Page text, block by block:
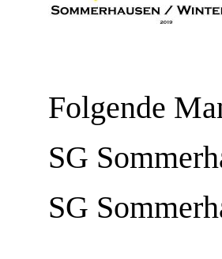
Folgende
SG
SG